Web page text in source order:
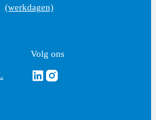
(werkdagen)
Volg ons
Volg ons via Linkedin
Volg ons via Instagram